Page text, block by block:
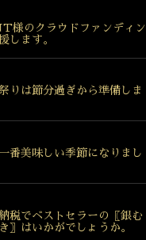
様のクラウドファンディン
します。
りは節分過ぎから準備しま
番美味しい季節になりまし
税でベストセラーの〖銀む
〗はいかがでしょうか。